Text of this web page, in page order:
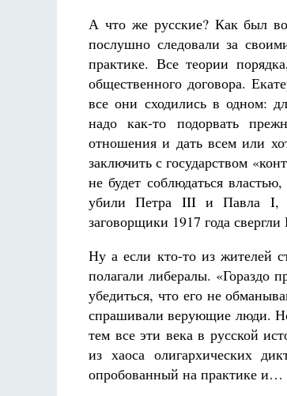
А что же русские? Как был
послушно следовали за
практике. Все теории
общественного договора.
все они сходились в одном:
надо как-то подорвать
отношения и дать всем или
заключить с государством
не будет соблюдаться
убили Петра III и Павла I,
заговорщики 1917 года
Ну а если кто-то из жителей
полагали либералы. «Гораздо
убедиться, что его не
спрашивали верующие люди.
тем все эти века в русской
из хаоса олигархических
опробованный на практике и…